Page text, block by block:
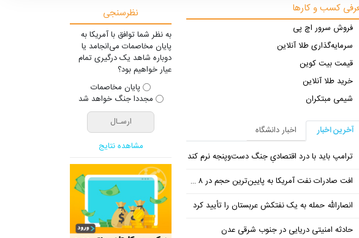
کسب و کارها
فروش سرور اچ پی
سرمایه‌گذاری طلا آنلاین
قیمت بیت کوین
خرید طلا آنلاین
شیمی مبتکران
آخرین اخبار
اخبار دانشگاه
ترامپ باید با درد اقتصادیِ جنگ دست‌و‌پنجه نرم کند
افت صادرات نفت آمریکا به پایین‌ترین حجم در ۸ ماه اخیر
انصارالله حمله به یک نفتکش عربستان را تأیید کرد
حادثه امنیتی دریایی در جنوب شرقی عدن
نظرسنجی
به نظر شما توافق با آمریکا به
پایان مخاصمات می‌انجامد یا
دوباره شاهد یک درگیری تمام
عیار خواهیم بود؟
پایان مخاصمات
مجددا جنگ خواهد شد
مشاهده نتایج